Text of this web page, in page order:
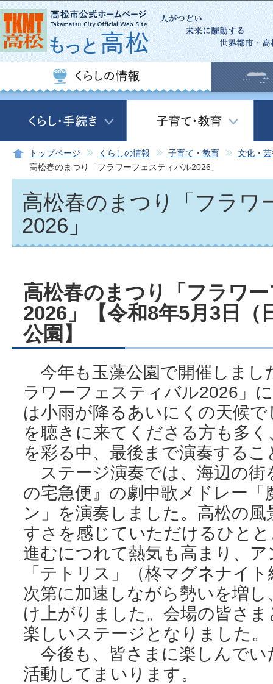
この
トップページ くらしの情報 子育て・教育
文化・
高松春のまつり「フラワーフェスティバル2026」
高松春のまつり「フラワ
2026」
高松春のまつり「フラワ
2026」【令和8年5月3日（
公園】
今年も玉藻公園で開催しまし
ラワーフェスティバル2026」
は小雨が降るあいにくの天候
を聴きに来てくださる方も多
を彩る中、最後まで演奏する
ステージ演奏では、海辺の街
の宅急便』の劇中歌メドレー
ン」を演奏しました。高松の
すさを感じていただけるひと
進むにつれて熱気も高まり、
「テトリス」（柊マグネナイ
次第に加速しながら勢いを増
け上がりました。会場の皆さ
楽しいステージとなりました。
今後も、皆さまに楽しんでい
活動してまいります。